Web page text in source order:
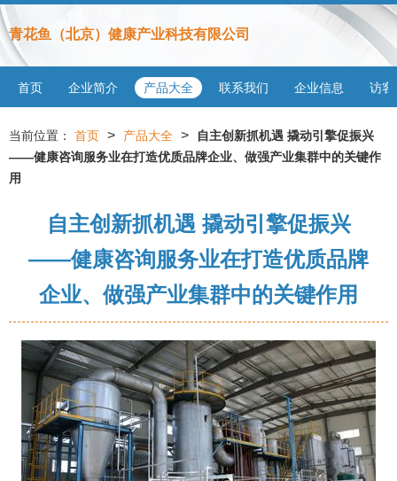
青花鱼（北京）健康产业科技有限公司
首页 企业简介 产品大全 联系我们 企业信息 访客
当前位置： 首页 > 产品大全 >
自主创新抓机遇 撬动引擎促振兴
——健康咨询服务业在打造优质品牌企业、做强产业集群中的关键作
用
自主创新抓机遇 撬动引擎促振兴
——健康咨询服务业在打造优质品牌
企业、做强产业集群中的关键作用